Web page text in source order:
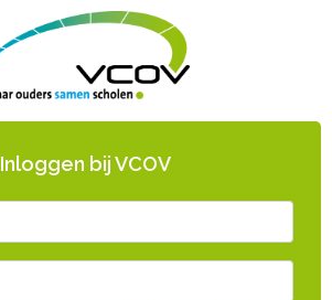
Inloggen bij VCOV